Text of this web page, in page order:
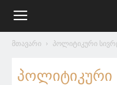
მთავარი პოლიტიკური
პოლიტიკური